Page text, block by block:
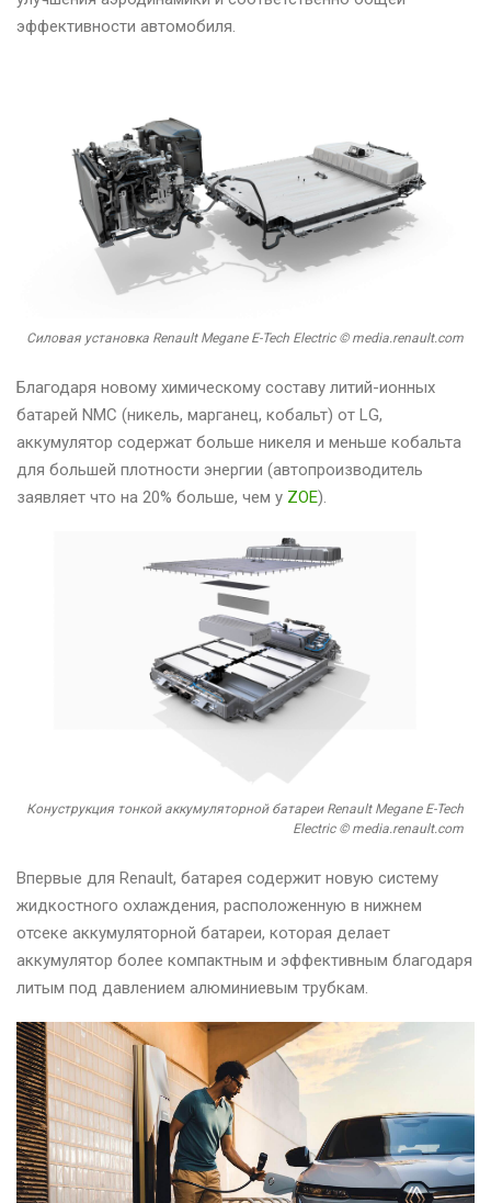
эффективности автомобиля.
Силовая установка Renault Megane E-Tech Electric © media.renault.com
Благодаря новому химическому составу литий-ионных
батарей NMC (никель, марганец, кобальт) от LG,
аккумулятор содержат больше никеля и меньше кобальта
для большей плотности энергии (автопроизводитель
заявляет что на 20% больше, чем у ZOE).
Конуструкция тонкой аккумуляторной батареи Renault Megane E-Tech
Electric © media.renault.com
Впервые для Renault, батарея содержит новую систему
жидкостного охлаждения, расположенную в нижнем
отсеке аккумуляторной батареи, которая делает
аккумулятор более компактным и эффективным благодаря
литым под давлением алюминиевым трубкам.